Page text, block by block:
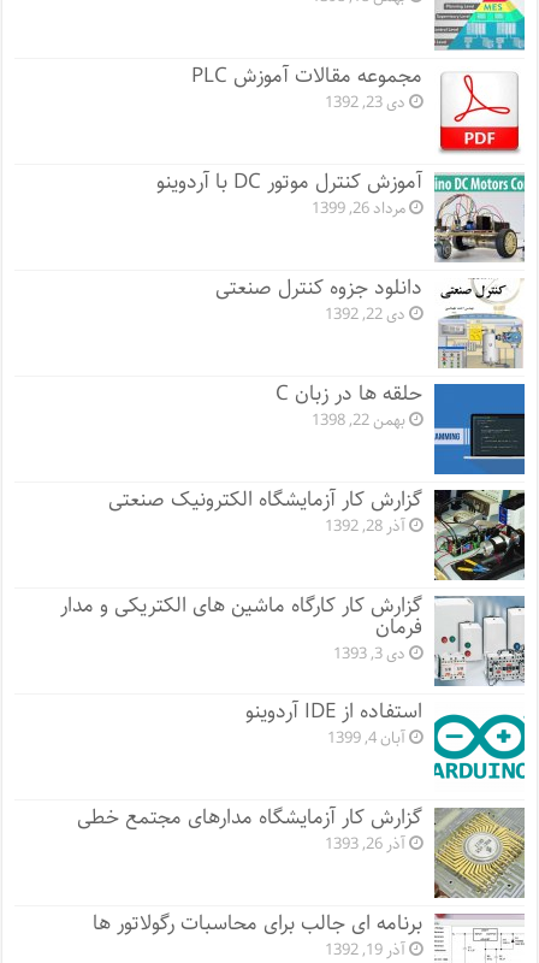
مجموعه مقالات آموزش PLC
دی 23, 1392
آموزش کنترل موتور DC با آردوینو
مرداد 26, 1399
دانلود جزوه کنترل صنعتی
دی 22, 1392
حلقه ها در زبان C
بهمن 22, 1398
گزارش کار آزمایشگاه الکترونیک صنعتی
آذر 28, 1392
گزارش کار کارگاه ماشین های الکتریکی و مدار
فرمان
دی 3, 1393
استفاده از IDE آردوینو
آبان 4, 1399
گزارش کار آزمایشگاه مدارهای مجتمع خطی
آذر 26, 1393
برنامه ای جالب برای محاسبات رگولاتور ها
آذر 19, 1392